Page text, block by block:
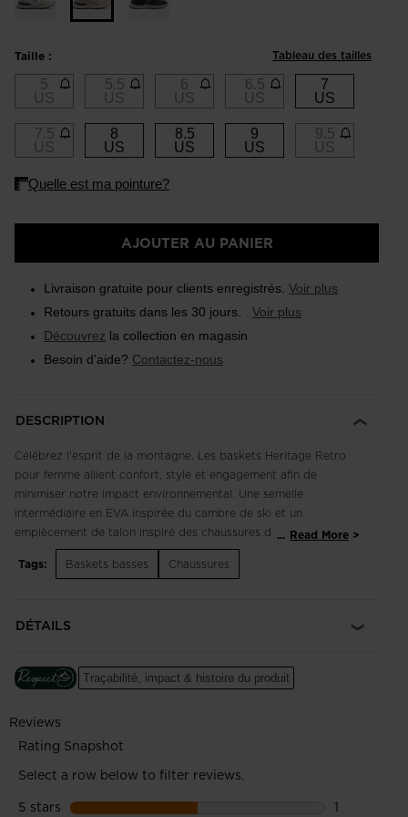
Taille :
Tableau des tailles
5
US
5.5
US
6
US
6.5
US
7
US
7.5
US
8
US
8.5
US
9
US
9.5
US
AJOUTER AU PANIER
Livraison gratuite pour clients enregistrés. Voir plus
Retours gratuits dans les 30 jours.
Voir plus
Découvrez la collection en magasin
Besoin d'aide? Contactez-nous
DESCRIPTION
Célébrez l'esprit de la montagne. Les baskets Heritage Retro
pour femme allient confort, style et engagement afin de
minimiser notre impact environnemental. Une semelle
intermédiaire en EVA inspirée du cambre de ski et un
empiècement de talon inspiré des chaussures de ski
soutiennent vos pieds, leur offrant un grand confort. Les
détails tricolores et le coq emblématique de Rossignol
Durables et respirantes
durabilité à long terme et d'une maille extrêmement respirante
pour plus de confort
Confort amorti
Une semelle intermédiaire en EVA douce amortit chacun de
Notre première sneaker visant l'éco-conception
... Read More
Tags:
Baskets basses Chaussures
DÉTAILS
Traçabilité, impact & histoire du produit